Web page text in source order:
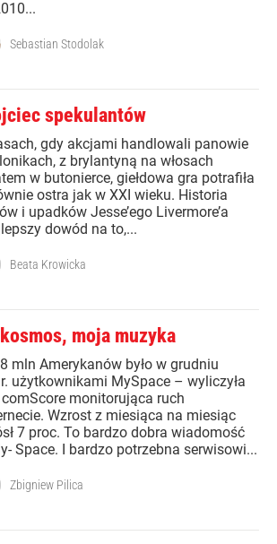
Sebastian Stodolak
spekulantów
gdy akcjami handlowali panowie
z brylantyną na włosach
w butonierce, giełdowa gra potrafiła
ostra jak w XXI wieku. Historia
i upadków Jesse’ego Livermore’a
dowód na to,...
Beata Krowicka
moja muzyka
mln Amerykanów było w grudniu
użytkownikami MySpace – wyliczyła
monitorująca ruch
Wzrost z miesiąca na miesiąc
7 proc. To bardzo dobra wiadomość
Space. I bardzo potrzebna serwisowi...
Zbigniew Pilica